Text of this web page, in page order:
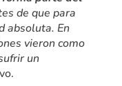
de que para
absoluta. En
vieron como
un